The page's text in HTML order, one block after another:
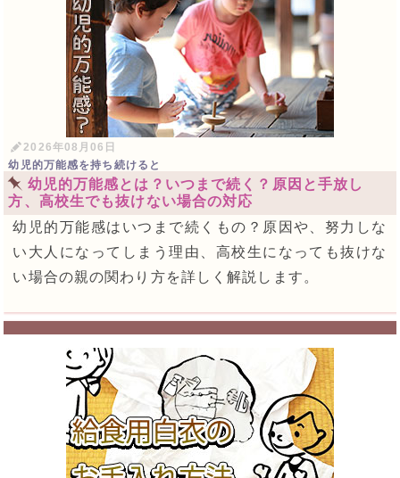
2026年08月06日
幼児的万能感を持ち続けると
幼児的万能感とは？いつまで続く？原因と手放し
方、高校生でも抜けない場合の対応
幼児的万能感はいつまで続くもの？原因や、努力しな
い大人になってしまう理由、高校生になっても抜けな
い場合の親の関わり方を詳しく解説します。